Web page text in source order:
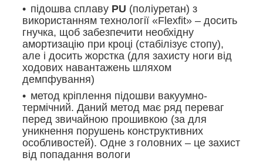
підошва сплаву PU (поліуретан) з
використанням технології «Flexfit» – досить
гнучка, щоб забезпечити необхідну
амортизацію при кроці (стабілізує стопу),
але і досить жорстка (для захисту ноги від
ходових навантажень шляхом
демпфування)
метод кріплення підошви вакуумно-
термічний. Даний метод має ряд переваг
перед звичайною прошивкою (за для
уникнення порушень конструктивних
особливостей). Одне з головних – це захист
від попадання вологи